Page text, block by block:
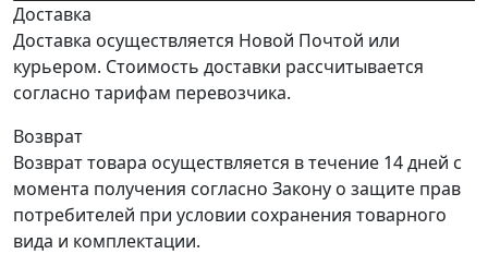
Доставка
Доставка осуществляется Новой Почтой или
курьером. Стоимость доставки рассчитывается
согласно тарифам перевозчика.
Возврат
Возврат товара осуществляется в течение 14 дней с
момента получения согласно Закону о защите прав
потребителей при условии сохранения товарного
вида и комплектации.